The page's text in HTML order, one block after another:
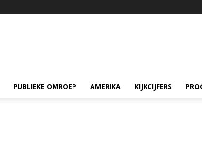
PUBLIEKE OMROEP AMERIKA KIJKCIJFERS